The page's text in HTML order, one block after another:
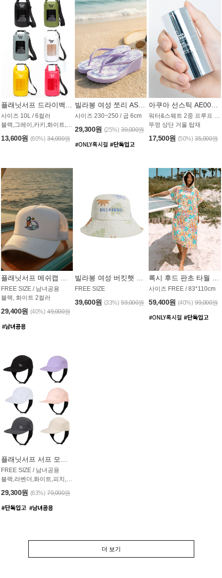
사이즈 10L / 6컬러
블랙,그레이,카키,화이트,옐로우,핑크
13,600원 (60%) 34,000원
사이즈 230~250 / 굽 6cm
29,300원 (25%) 39,000원
워터&스웨트 2중 프루프 / SPF 50+
뚜껑 상단 거울 탑재
17,500원 (50%) 35,000원
FREE SIZE / 남녀공용
블랙, 화이트 2컬러
29,400원 (40%) 49,000원
FREE SIZE
39,600원 (33%) 59,000원
사이즈 FREE / 83*110cm
59,400원 (40%) 99,000원
플래닛서프 서프 모자 UAC007PS
FREE SIZE / 남녀공용
블랙,라벤더,화이트,피치,그레이,오트밀 6컬러
29,300원 (63%) 79,000원
더 보기